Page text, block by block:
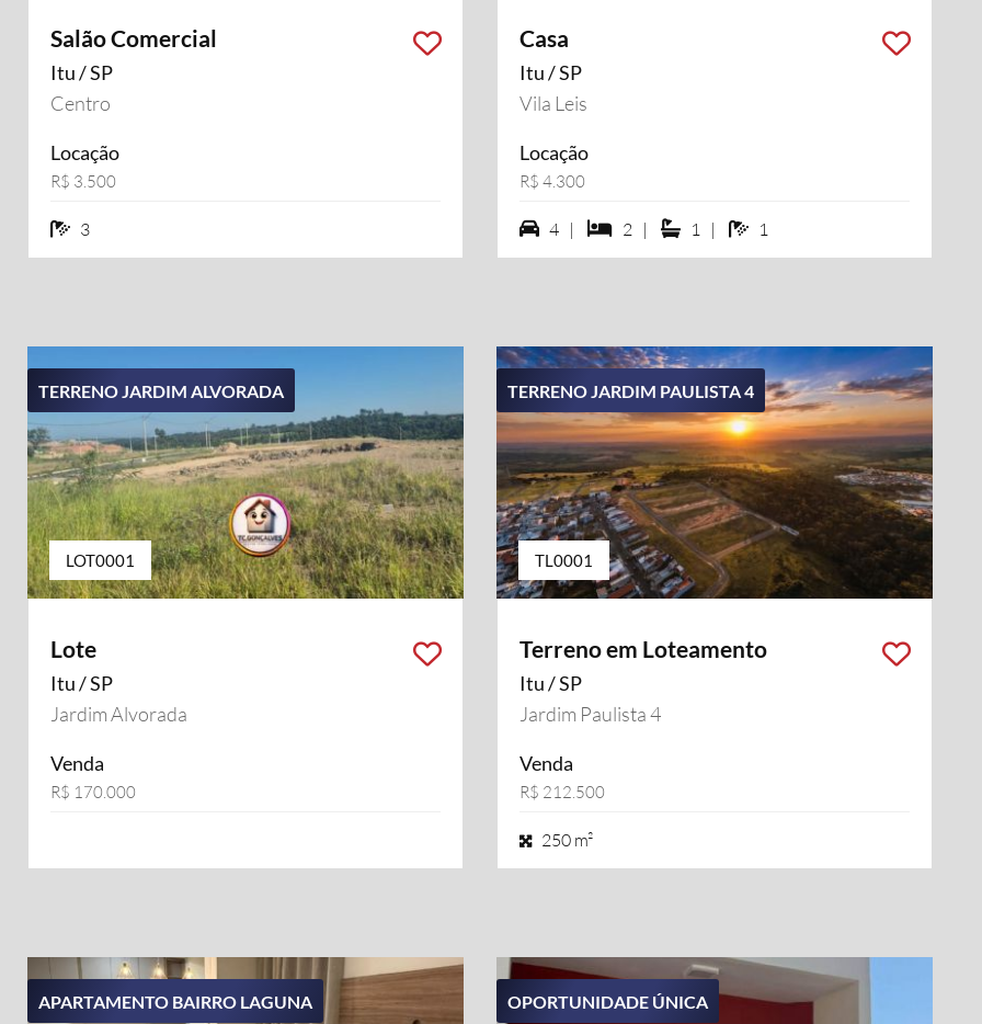
Salão Comercial
Itu / SP
Centro
Locação
R$ 3.500
3 banheiros
3
Casa
Itu / SP
Vila Leis
Locação
R$ 4.300
4 vagas na garagem
4 | 2 dormiórios
2 | 1 suítes
1 | 1 banheiros
1
TERRENO JARDIM ALVORADA
LOT0001
Lote
Itu / SP
Jardim Alvorada
Venda
R$ 170.000
TERRENO JARDIM PAULISTA 4
TL0001
Terreno em Loteamento
Itu / SP
Jardim Paulista 4
Venda
R$ 212.500
250 m²
APARTAMENTO BAIRRO LAGUNA OPORTUNIDADE ÚNICA